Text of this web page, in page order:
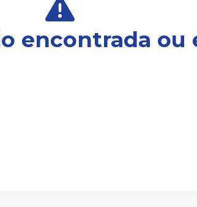
encontrada ou